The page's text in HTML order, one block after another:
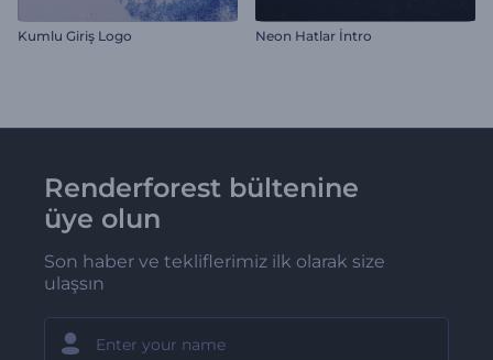
Kumlu Giriş Logo Neon Hatlar İntro
Renderforest bültenine
üye olun
Son haber ve tekliflerimiz ilk olarak size
ulaşsın